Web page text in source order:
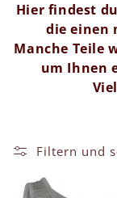
e
r
Hier findest
die einen
Manche Teile
um Ihnen
Filtern und